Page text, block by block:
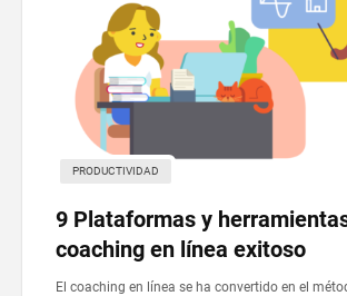
PRODUCTIVIDAD
9 Plataformas y
coaching en línea exitoso
El coaching en línea se ha convertido en el